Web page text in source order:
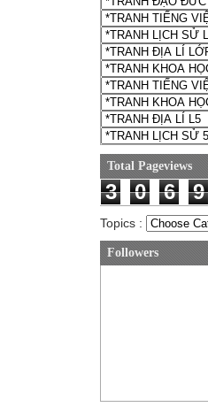
Total Pageviews
3 0 6 9
Topics :
Followers